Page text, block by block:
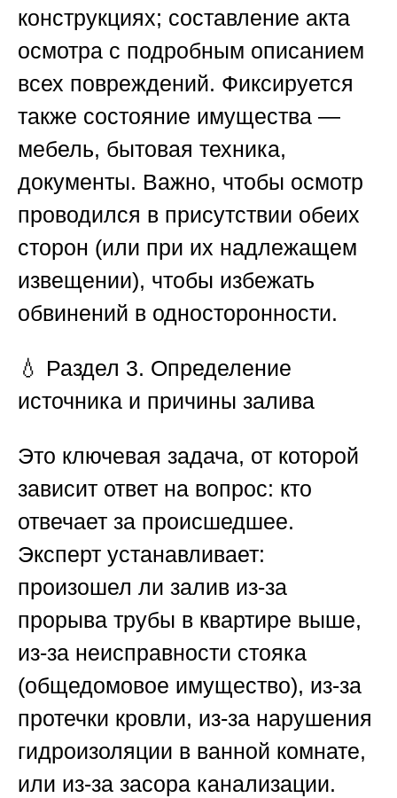
конструкциях; составление акта
осмотра с подробным описанием
всех повреждений. Фиксируется
также состояние имущества —
мебель, бытовая техника,
документы. Важно, чтобы осмотр
проводился в присутствии обеих
сторон (или при их надлежащем
извещении), чтобы избежать
обвинений в односторонности.
💧 Раздел 3. Определение
источника и причины залива
Это ключевая задача, от которой
зависит ответ на вопрос: кто
отвечает за происшедшее.
Эксперт устанавливает:
произошел ли залив из-за
прорыва трубы в квартире выше,
из-за неисправности стояка
(общедомовое имущество), из-за
протечки кровли, из-за нарушения
гидроизоляции в ванной комнате,
или из-за засора канализации.